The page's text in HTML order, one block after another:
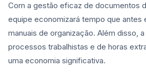
Com a gestão eficaz de documentos
equipe economizará tempo que antes
manuais de organização. Além disso,
processos trabalhistas e de horas
uma economia significativa.